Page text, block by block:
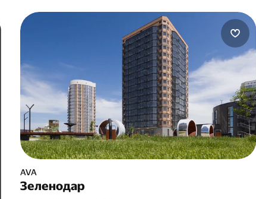
AVA
Зеленодар